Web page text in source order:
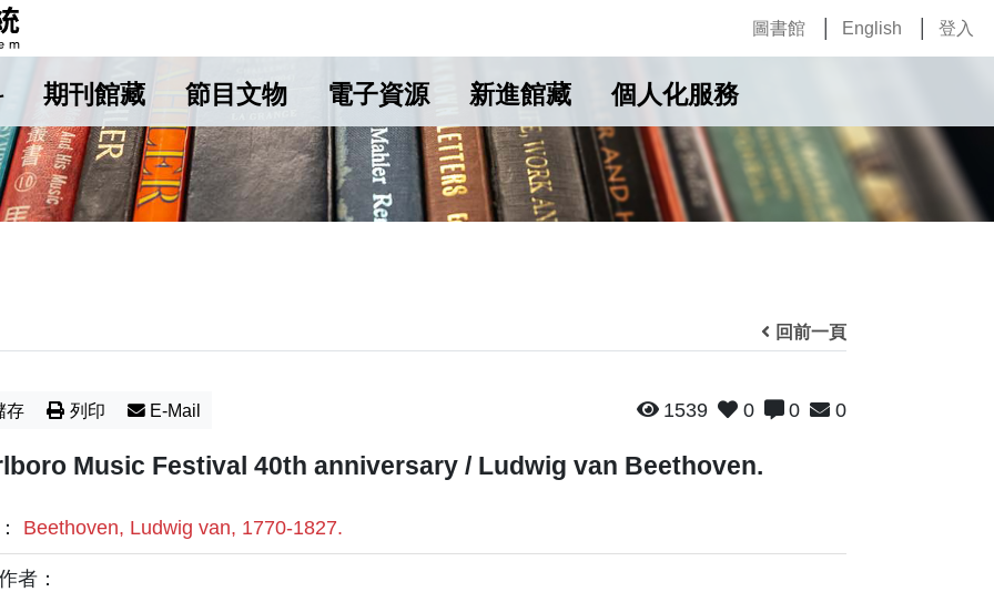
圖書館 English 登入
期刊館藏 節目文物 電子資源 新進館藏 個人化服務
回前一頁
存 列印 E-Mail 1539 0 0 0
Music Festival 40th anniversary / Ludwig van Beethoven.
Beethoven, Ludwig van, 1770-1827.
者：